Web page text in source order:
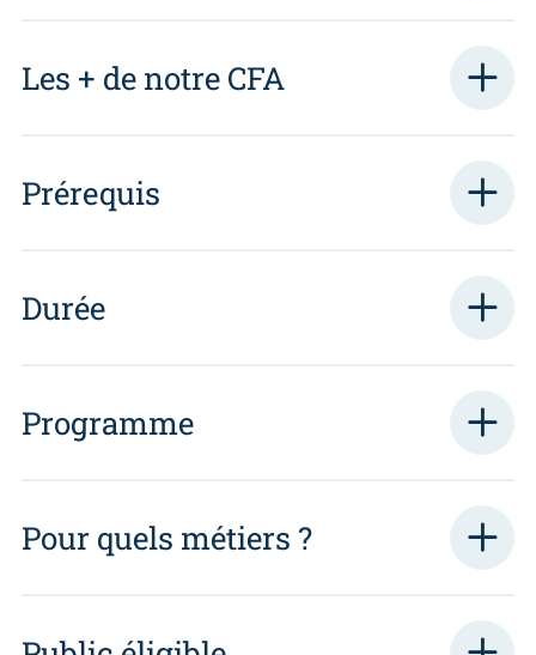
Les + de notre CFA
Prérequis
Durée
Programme
Pour quels métiers ?